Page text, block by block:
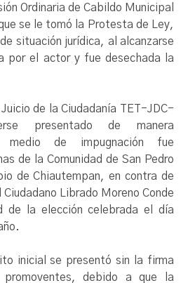
Ordinaria de Cabildo Municipal
se le tomó la Protesta de Ley,
situación jurídica, al alcanzarse
por el actor y fue desechada la
Juicio de la Ciudadanía TET-JDC-
presentado de manera
medio de impugnación fue
de la Comunidad de San Pedro
de Chiautempan, en contra de
Librado Moreno Conde
de la elección celebrada el día
inicial se presentó sin la firma
debido a que la